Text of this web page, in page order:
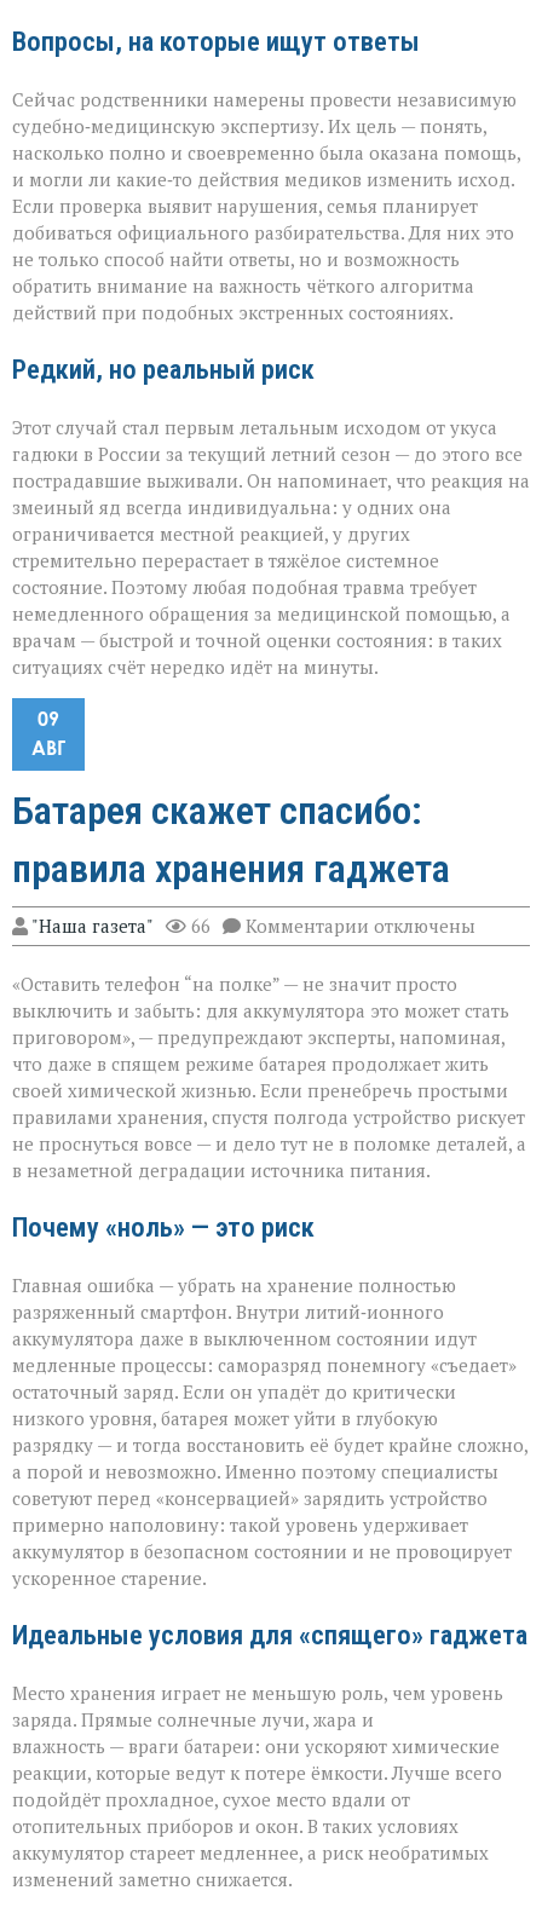
Вопросы, на которые ищут ответы
Сейчас родственники намерены провести независимую
судебно‑медицинскую экспертизу. Их цель — понять,
насколько полно и своевременно была оказана помощь,
и могли ли какие‑то действия медиков изменить исход.
Если проверка выявит нарушения, семья планирует
добиваться официального разбирательства. Для них это
не только способ найти ответы, но и возможность
обратить внимание на важность чёткого алгоритма
действий при подобных экстренных состояниях.
Редкий, но реальный риск
Этот случай стал первым летальным исходом от укуса
гадюки в России за текущий летний сезон — до этого все
пострадавшие выживали. Он напоминает, что реакция на
змеиный яд всегда индивидуальна: у одних она
ограничивается местной реакцией, у других
стремительно перерастает в тяжёлое системное
состояние. Поэтому любая подобная травма требует
немедленного обращения за медицинской помощью, а
врачам — быстрой и точной оценки состояния: в таких
ситуациях счёт нередко идёт на минуты.
09
АВГ
Батарея скажет спасибо:
правила хранения гаджета
"Наша газета" 66 Комментарии к
записи
скажет
спасибо:
хранения
гаджета
отключены
«Оставить телефон “на полке” — не значит просто
выключить и забыть: для аккумулятора это может стать
приговором», — предупреждают эксперты, напоминая,
что даже в спящем режиме батарея продолжает жить
своей химической жизнью. Если пренебречь простыми
правилами хранения, спустя полгода устройство рискует
не проснуться вовсе — и дело тут не в поломке деталей, а
в незаметной деградации источника питания.
Почему «ноль» — это риск
Главная ошибка — убрать на хранение полностью
разряженный смартфон. Внутри литий‑ионного
аккумулятора даже в выключенном состоянии идут
медленные процессы: саморазряд понемногу «съедает»
остаточный заряд. Если он упадёт до критически
низкого уровня, батарея может уйти в глубокую
разрядку — и тогда восстановить её будет крайне сложно,
а порой и невозможно. Именно поэтому специалисты
советуют перед «консервацией» зарядить устройство
примерно наполовину: такой уровень удерживает
аккумулятор в безопасном состоянии и не провоцирует
ускоренное старение.
Идеальные условия для «спящего» гаджета
Место хранения играет не меньшую роль, чем уровень
заряда. Прямые солнечные лучи, жара и
влажность — враги батареи: они ускоряют химические
реакции, которые ведут к потере ёмкости. Лучше всего
подойдёт прохладное, сухое место вдали от
отопительных приборов и окон. В таких условиях
аккумулятор стареет медленнее, а риск необратимых
изменений заметно снижается.